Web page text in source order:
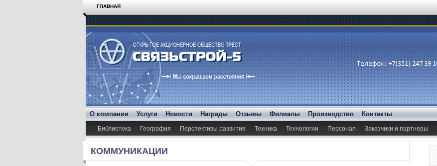
ГЛАВНАЯ
О компании Услуги Новости Награды Отзывы Филиалы Производство Контакты
Библиотека География Перспективы развития Техника Технологии Персонал Заказчики и партнеры
КОММУНИКАЦИИ